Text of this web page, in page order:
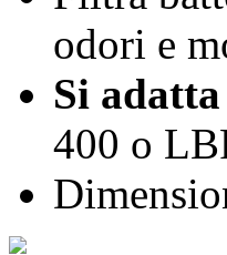
odori e
Si
400 o